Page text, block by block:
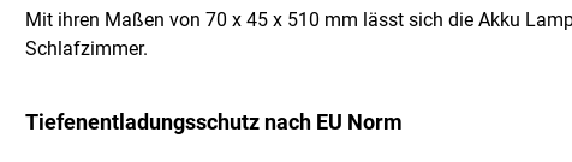
Mit ihren Maßen von 70 x 45 x 510 mm lässt sich die Akku
Schlafzimmer.
Tiefenentladungsschutz nach EU Norm